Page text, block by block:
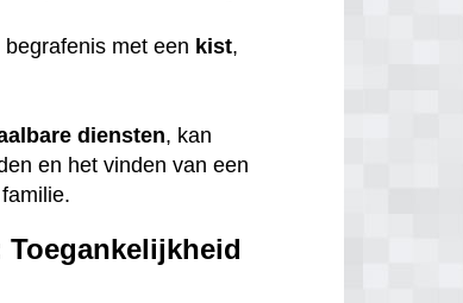
met een kist,
diensten, kan
en het vinden van een